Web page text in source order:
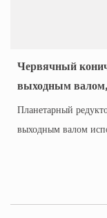
Червячный
выходным
Планетарный
выходным валом